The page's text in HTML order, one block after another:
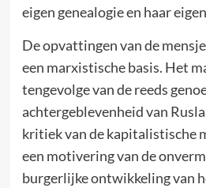
eigen genealogie en haar
De opvattingen van de
een marxistische basis. Het
tengevolge van de reeds
achtergeblevenheid van
kritiek van de kapitalistische
een motivering van de
burgerlijke ontwikkeling van